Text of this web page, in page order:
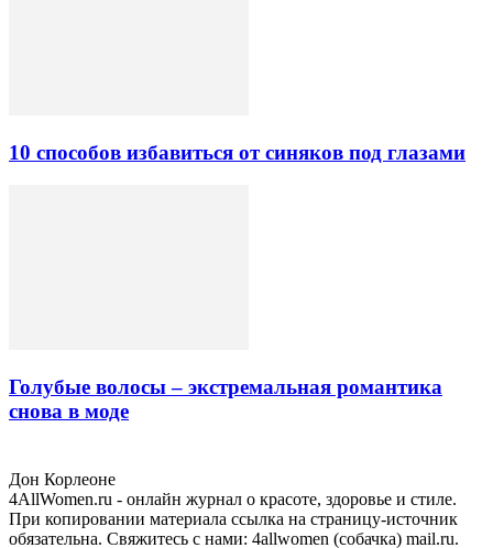
10 способов избавиться от синяков под глазами
Голубые волосы – экстремальная романтика
снова в моде
Дон Корлеоне
4AllWomen.ru - онлайн журнал о красоте, здоровье и стиле.
При копировании материала ссылка на страницу-источник
обязательна. Свяжитесь с нами: 4allwomen (собачка) mail.ru.